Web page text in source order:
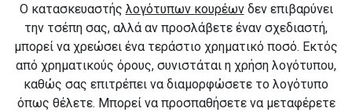
Ο κατασκευαστής λογότυπων κουρέωνδεν επιβαρύνει
την τσέπη σας, αλλά αν προσλάβετε έναν σχεδιαστή,
μπορεί να χρεώσει ένα τεράστιο χρηματικό ποσό. Εκτός
από χρηματικούς όρους, συνιστάται η χρήση λογότυπου,
καθώς σας επιτρέπει να διαμορφώσετε το λογότυπο
όπως θέλετε. Μπορεί να προσπαθήσετε να μεταφέρετε